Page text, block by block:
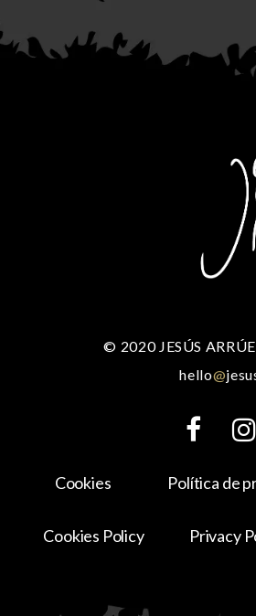
© 2020 JESÚS
hello@
Cookies Política de
Cookies Policy Privacy